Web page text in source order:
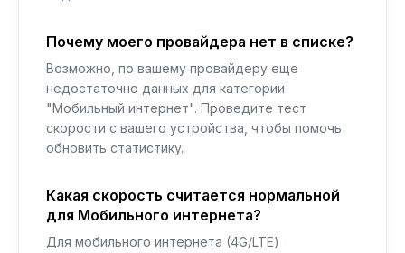
Почему моего провайдера нет в списке?
Возможно, по вашему провайдеру еще
недостаточно данных для категории
"Мобильный интернет". Проведите тест
скорости с вашего устройства, чтобы помочь
обновить статистику.
Какая скорость считается нормальной
для Мобильного интернета?
Для мобильного интернета (4G/LTE)